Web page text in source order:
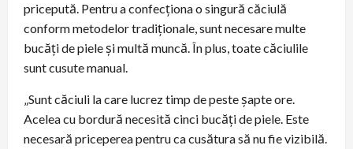
pricepută. Pentru a confecționa o singură căciulă
conform metodelor tradiționale, sunt necesare multe
bucăți de piele și multă muncă. În plus, toate căciulile
sunt cusute manual.
„Sunt căciuli la care lucrez timp de peste șapte ore.
Acelea cu bordură necesită cinci bucăți de piele. Este
necesară priceperea pentru ca cusătura să nu fie vizibilă.